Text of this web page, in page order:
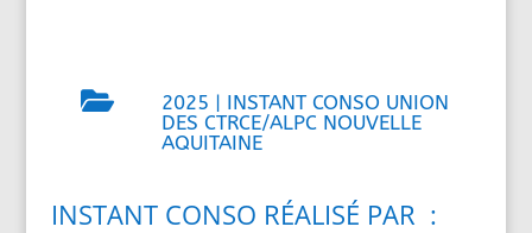
 2025 | INSTANT CONSO UNION
DES CTRCE/ALPC NOUVELLE
AQUITAINE
INSTANT CONSO RÉALISÉ PAR :